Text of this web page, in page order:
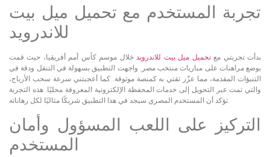
تجربة المستخدم مع تحميل ميل بيت
للاندرويد
بدأت تجربتي معتحميل ميل بيت للاندرويدخلال موسم كأس أمم أفريقيا، حيث قمت
بوضع مراهنات على مباريات منتخب مصر. واجهت التطبيق بسهولة في التنقل ودقة في
التنبؤات المقدمة، مما عزّز ثقتي به كمنصة موثوقة. كما أعجبتني سرعة سحب الأرباح،
والتي تمت عبر التحويل إلى خدمات المحفظة الإلكترونية المعروفة محليًا. هذه التجربة
تؤكد أن المستخدم المصري سيجد في هذا التطبيق شريكًا مثاليًا لكل رهاناته.
التركيز على اللعب المسؤول وأمان
المستخدم